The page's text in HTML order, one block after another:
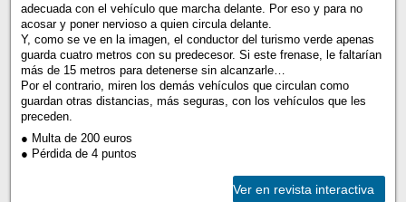
adecuada con el vehículo que marcha delante. Por eso y para no
acosar y poner nervioso a quien circula delante.
Y, como se ve en la imagen, el conductor del turismo verde apenas
guarda cuatro metros con su predecesor. Si este frenase, le faltarían
más de 15 metros para detenerse sin alcanzarle…
Por el contrario, miren los demás vehículos que circulan como
guardan otras distancias, más seguras, con los vehículos que les
preceden.
● Multa de 200 euros
● Pérdida de 4 puntos
Ver en revista interactiva